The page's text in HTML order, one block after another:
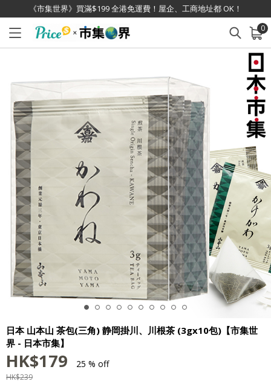
《市集世界》買滿$199 全港免運費！屋企、工商地址都 OK！
0
已加入購物車 查看
日本 山本山 茶包(三角) 静岡掛川、川根茶 (3gx10包)【市集世
界 - 日本市集】
HK$179 25 % off
HK$239